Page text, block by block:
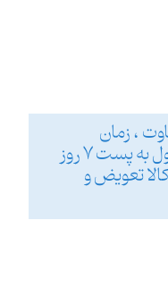
، زمان
آماده‌سازی و تحویل این محصول به پست 7 روز
تعویض و